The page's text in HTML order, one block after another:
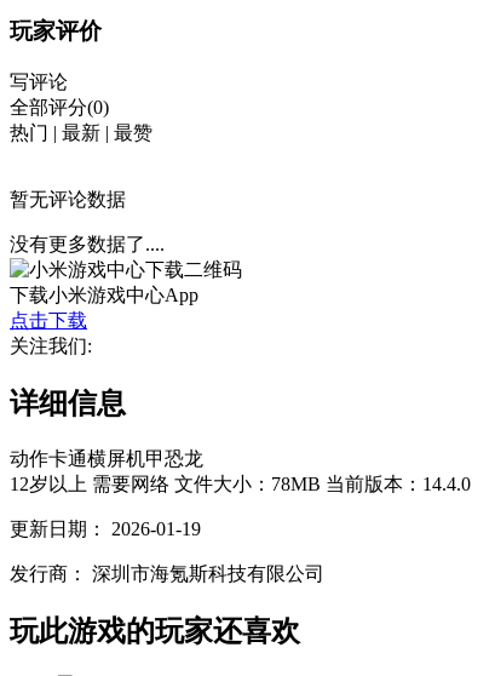
玩家评价
写评论
全部评分(0)
热门 | 最新 | 最赞
暂无评论数据
没有更多数据了....
下载小米游戏中心App
点击下载
关注我们:
详细信息
动作卡通横屏机甲恐龙
12岁以上 需要网络 文件大小：78MB 当前版本：14.4.0
更新日期： 2026-01-19
发行商： 深圳市海氪斯科技有限公司
玩此游戏的玩家还喜欢